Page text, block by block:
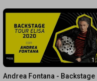
https://bit.ly/32pWsRA
https://bit.ly/3z0VkjG
Andrea Fontana - Backstage